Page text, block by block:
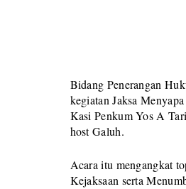
Bidang Penerangan
kegiatan Jaksa
Kasi Penkum Yos A
host Galuh.
Acara itu mengangkat
Kejaksaan serta